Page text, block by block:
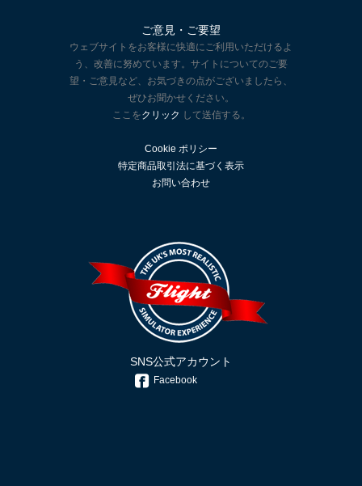
ご意見・ご要望
ウェブサイトをお客様に快適にご利用いただけるよ
う、改善に努めています。サイトについてのご要
望・ご意見など、お気づきの点がございましたら、
ぜひお聞かせください。
ここをクリック して送信する。
Cookie ポリシー
特定商品取引法に基づく表示
お問い合わせ
SNS公式アカウント
Facebook